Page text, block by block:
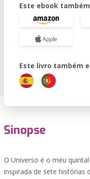
Este ebook
Este livro também
Sinopse
O Universo é o meu
inspirada de sete histórias